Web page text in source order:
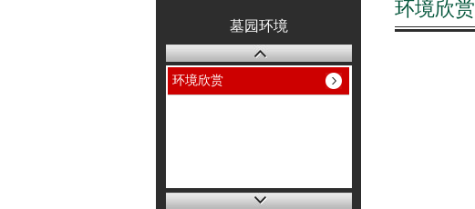
墓园环境
环境欣赏
环境欣赏